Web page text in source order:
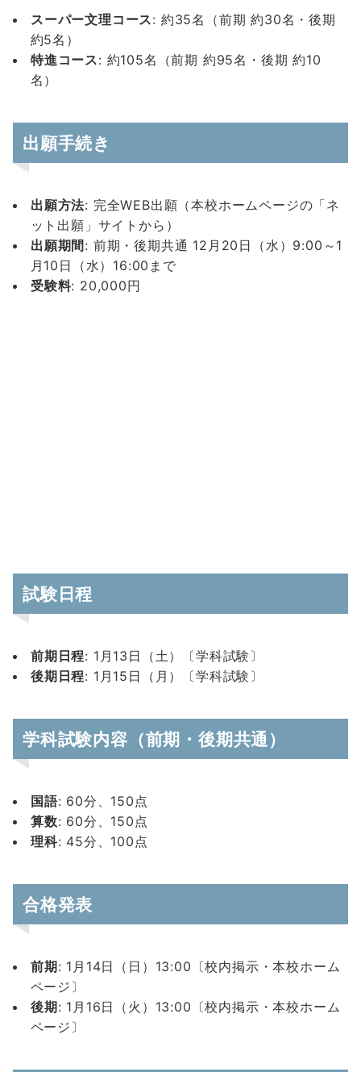
スーパー文理コース: 約35名（前期 約30名・後期
約5名）
特進コース: 約105名（前期 約95名・後期 約10
名）
出願手続き
出願方法: 完全WEB出願（本校ホームページの「ネ
ット出願」サイトから）
出願期間 : 前期・後期共通 12月20日（水）9:00～1
月10日（水）16:00まで
受験料: 20,000円
試験日程
前期日程: 1月13日（土）〔学科試験〕
後期日程: 1月15日（月）〔学科試験〕
学科試験内容（前期・後期共通）
国語: 60分、150点
算数: 60分、150点
理科: 45分、100点
合格発表
前期: 1月14日（日）13:00〔校内掲示・本校ホーム
ページ〕
後期: 1月16日（火）13:00〔校内掲示・本校ホーム
ページ〕